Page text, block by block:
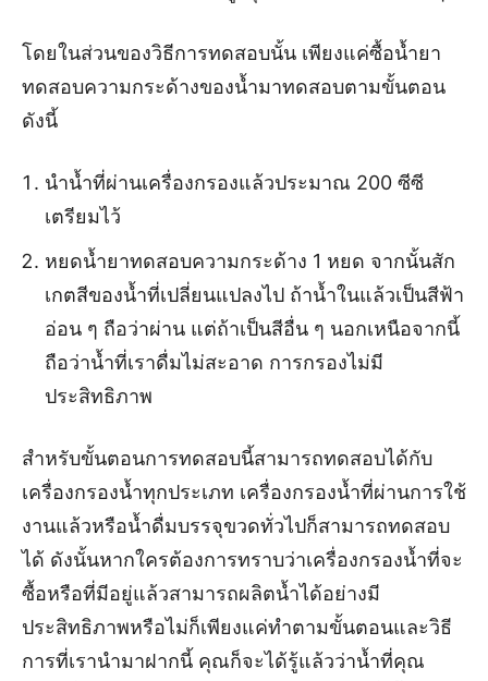
โดยในส่วนของวิธีการทดสอบนั้น เพียงแค่ซื้อน้ำยา
ทดสอบความกระด้างของน้ำมาทดสอบตามขั้นตอน
ดังนี้
นำน้ำที่ผ่านเครื่องกรองแล้วประมาณ 200 ซีซี
เตรียมไว้
หยดน้ำยาทดสอบความกระด้าง 1 หยด จากนั้นสัก
เกตสีของน้ำที่เปลี่ยนแปลงไป ถ้าน้ำในแล้วเป็นสีฟ้า
อ่อน ๆ ถือว่าผ่าน แต่ถ้าเป็นสีอื่น ๆ นอกเหนือจากนี้
ถือว่าน้ำที่เราดื่มไม่สะอาด การกรองไม่มี
ประสิทธิภาพ
สำหรับขั้นตอนการทดสอบนี้สามารถทดสอบได้กับ
เครื่องกรองน้ำทุกประเภท เครื่องกรองน้ำที่ผ่านการใช้
งานแล้วหรือน้ำดื่มบรรจุขวดทั่วไปก็สามารถทดสอบ
ได้ ดังนั้นหากใครต้องการทราบว่าเครื่องกรองน้ำที่จะ
ซื้อหรือที่มีอยู่แล้วสามารถผลิตน้ำได้อย่างมี
ประสิทธิภาพหรือไม่ก็เพียงแค่ทำตามขั้นตอนและวิธี
การที่เรานำมาฝากนี้ คุณก็จะได้รู้แล้วว่าน้ำที่คุณ